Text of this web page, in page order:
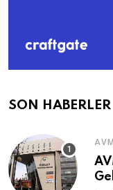
SON HABERLER
AVM